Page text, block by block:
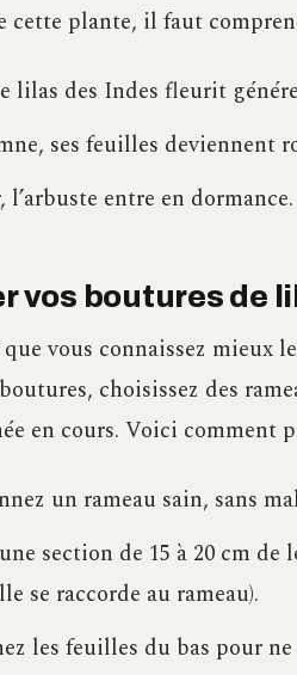
cette plante, il faut
lilas des Indes fleurit
ses feuilles deviennent
l’arbuste entre en dormance.
vos boutures de
vous connaissez mieux
choisissez des
en cours. Voici comment
un rameau sain, sans
section de 15 à 20 cm
se raccorde au rameau).
les feuilles du bas pour